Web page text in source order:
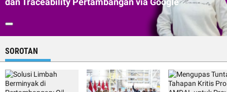
SOROTAN